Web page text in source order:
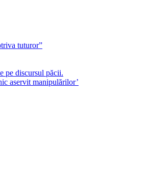
tuturor”
pe discursul păcii.
aservit manipulărilor’